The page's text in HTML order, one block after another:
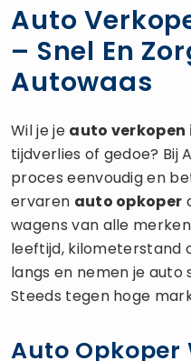
Auto
– Snel En
Autowaas
Wil je je auto verkopen
tijdverlies of gedoe? Bij
proces eenvoudig en
ervaren auto opkoper
wagens van alle
leeftijd, kilometerstand
langs en nemen je
Steeds tegen hoge
Auto Opkoper